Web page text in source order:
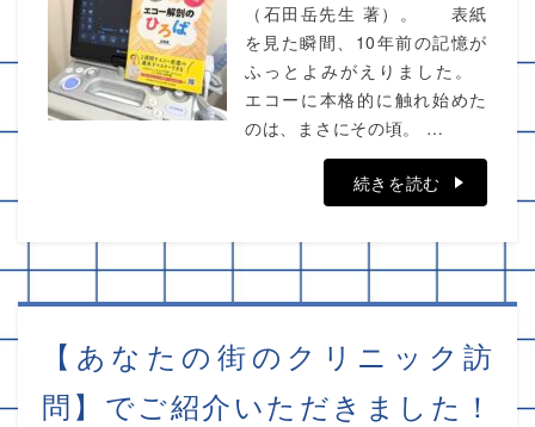
（石田岳先生 著）。 表紙
を見た瞬間、10年前の記憶が
ふっとよみがえりました。
エコーに本格的に触れ始めた
のは、まさにその頃。 …
続きを読む
【あなたの街のクリニック訪
問】でご紹介いただきました！